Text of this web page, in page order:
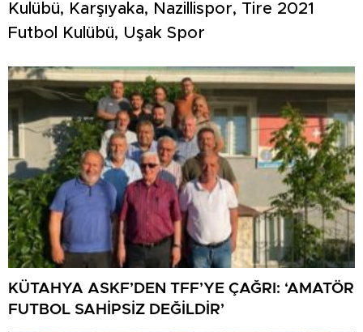
Kulübü, Karşıyaka, Nazillispor, Tire 2021
Futbol Kulübü, Uşak Spor
KÜTAHYA ASKF’DEN TFF’YE ÇAĞRI: ‘AMATÖR
FUTBOL SAHİPSİZ DEĞİLDİR’